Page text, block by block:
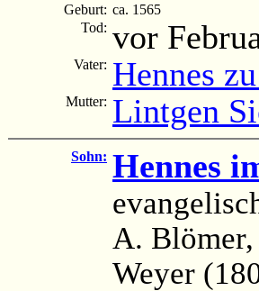
Geburt: ca. 1565
Tod: vor
Vater: Hennes
Mutter: Lintgen
Sohn: Hennes
A.
Weyer